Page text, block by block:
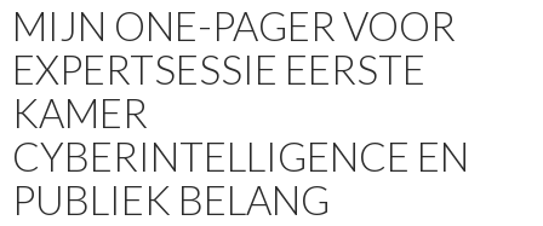
MIJN ONE-PAGER VOOR
EXPERTSESSIE EERSTE
KAMER
CYBERINTELLIGENCE EN
PUBLIEK BELANG